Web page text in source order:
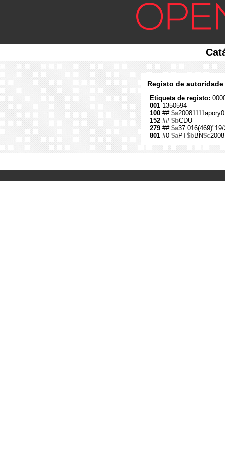
Registo de autoridade
Etiqueta de registo:
001 1350594
100 ## $a
152 ## $bCDU
279 ## $a
801 #0 $aPT$bBN$c